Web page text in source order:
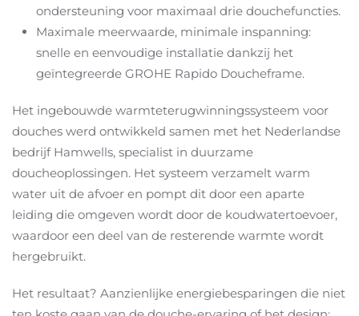
ondersteuning voor maximaal drie douchefuncties.
Maximale meerwaarde, minimale inspanning:
snelle en eenvoudige installatie dankzij het
geïntegreerde GROHE Rapido Doucheframe.
Het ingebouwde warmteterugwinningssysteem voor
douches werd ontwikkeld samen met het Nederlandse
bedrijf Hamwells, specialist in duurzame
doucheoplossingen. Het systeem verzamelt warm
water uit de afvoer en pompt dit door een aparte
leiding die omgeven wordt door de koudwatertoevoer,
waardoor een deel van de resterende warmte wordt
hergebruikt.
Het resultaat? Aanzienlijke energiebesparingen die niet